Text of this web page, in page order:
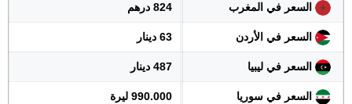
السعر في المغرب 824 درهم
السعر في الأردن 63 دينار
السعر في ليبيا 487 دينار
السعر في سوريا 990.000 ليرة